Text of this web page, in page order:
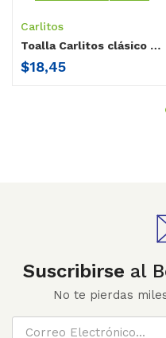
Carlitos
Toalla Carlitos clásico con capucha delantal
$18,45
Suscribirse al
No te pierdas